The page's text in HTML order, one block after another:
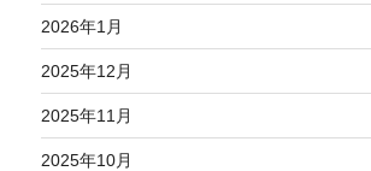
2026年1月
2025年12月
2025年11月
2025年10月